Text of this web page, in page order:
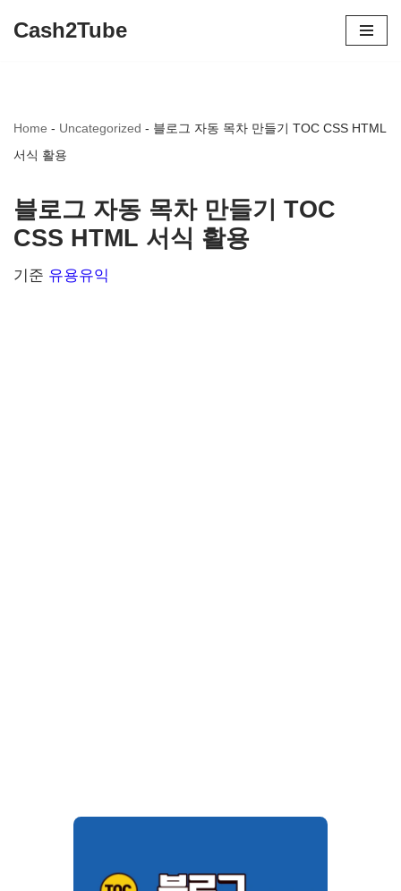
로
건
뛰
기
Cash2Tube
Home - Uncategorized - 블로그 자동 목차 만들기 TOC CSS HTML
서식 활용
블로그 자동 목차 만들기 TOC
CSS HTML 서식 활용
기준 유용유익